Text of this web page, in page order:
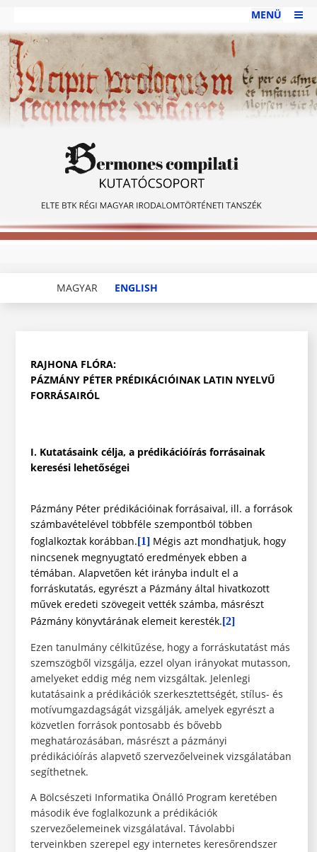
MENÜ
MAGYAR ENGLISH
RAJHONA FLÓRA:
PÁZMÁNY PÉTER PRÉDIKÁCIÓINAK LATIN NYELVŰ
FORRÁSAIRÓL
I. Kutatásaink célja, a prédikációírás forrásainak
keresési lehetőségei
Pázmány Péter prédikációinak forrásaival, ill. a források
számbavételével többféle szempontból többen
foglalkoztak korábban.[1]Mégis azt mondhatjuk, hogy
nincsenek megnyugtató eredmények ebben a
témában. Alapvetően két irányba indult el a
forráskutatás, egyrészt a Pázmány által hivatkozott
művek eredeti szövegeit vették számba, másrészt
Pázmány könyvtárának elemeit keresték.[2]
Ezen tanulmány célkitűzése, hogy a forráskutatást más
szemszögből vizsgálja, ezzel olyan irányokat mutasson,
amelyeket eddig még nem vizsgáltak. Jelenlegi
kutatásaink a prédikációk szerkesztettségét, stílus- és
motívumgazdagságát vizsgálják, amelyek egyrészt a
közvetlen források pontosabb és bővebb
meghatározásában, másrészt a pázmányi
prédikációírás alapvető szervezőelveinek vizsgálatában
segíthetnek.
A Bölcsészeti Informatika Önálló Program keretében
második éve foglalkozunk a prédikációk
szervezőelemeinek vizsgálatával. Távolabbi
terveinkben szerepel egy internetes keresőrendszer